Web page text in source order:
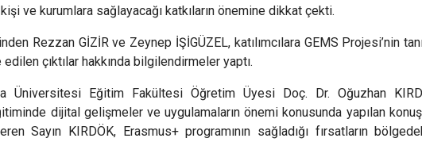
Karaisalı
Karataş
Pozantı
ve kurumlara sağlayacağı katkıların önemine dikkat çekti.
Rezzan GİZİR ve Zeynep İŞİGÜZEL, katılımcılara GEMS Projesi’nin
çıktılar hakkında bilgilendirmeler yaptı.
Üniversitesi Eğitim Fakültesi Öğretim Üyesi Doç. Dr. Oğuzhan
dijital gelişmeler ve uygulamaların önemi konusunda yapılan
Sayın KIRDÖK, Erasmus+ programının sağladığı fırsatların